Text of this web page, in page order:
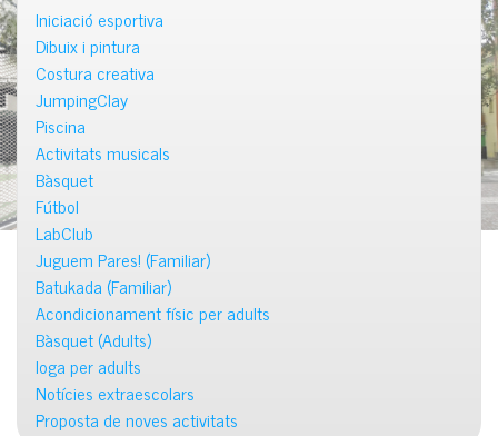
Iniciació esportiva
Dibuix i pintura
Costura creativa
JumpingClay
Piscina
Activitats musicals
Bàsquet
Fútbol
LabClub
Juguem Pares! (Familiar)
Batukada (Familiar)
Acondicionament físic per adults
Bàsquet (Adults)
Ioga per adults
Notícies extraescolars
Proposta de noves activitats